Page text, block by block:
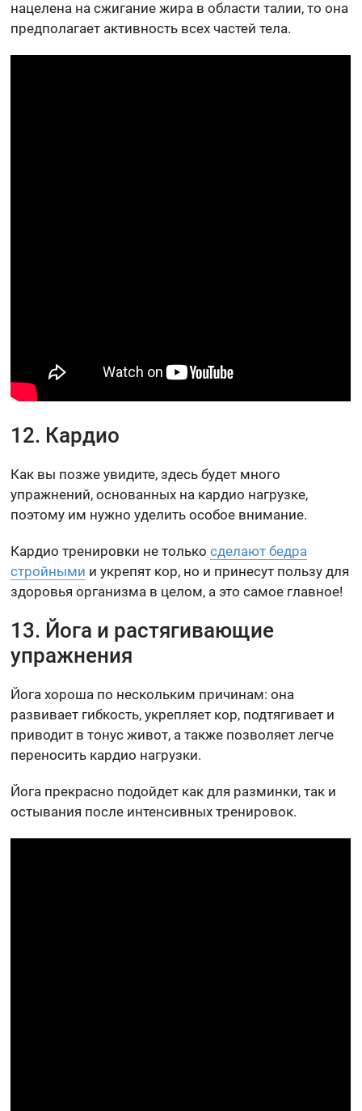
нацелена на сжигание жира в области талии, то она
предполагает активность всех частей тела.
12. Кардио
Как вы позже увидите, здесь будет много
упражнений, основанных на кардио нагрузке,
поэтому им нужно уделить особое внимание.
Кардио тренировки не толькосделают бедра
стройными и укрепят кор, но и принесут пользу для
здоровья организма в целом, а это самое главное!
13. Йога и растягивающие
упражнения
Йога хороша по нескольким причинам: она
развивает гибкость, укрепляет кор, подтягивает и
приводит в тонус живот, а также позволяет легче
переносить кардио нагрузки.
Йога прекрасно подойдет как для разминки, так и
остывания после интенсивных тренировок.